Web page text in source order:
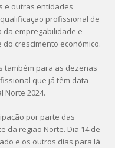
e outras entidades
profissional de
da empregabilidade e
crescimento económico.
também para as dezenas
que já têm data
Norte 2024.
por parte das
da região Norte. Dia 14 de
e os outros dias para lá